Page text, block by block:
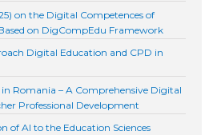
on the Digital Competences of
on DigCompEdu Framework
Digital Education and CPD in
in Romania – A Comprehensive Digital
Professional Development
of AI to the Education Sciences